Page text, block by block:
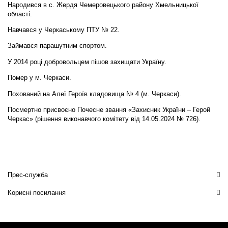
Народився в с. Жердя Чемеровецького району Хмельницької
області.
Навчався у Черкаському ПТУ № 22.
Займався парашутним спортом.
У 2014 році добровольцем пішов захищати Україну.
Помер у м. Черкаси.
Похований на Алеї Героїв кладовища № 4 (м. Черкаси).
Посмертно присвоєно Почесне звання «Захисник України – Герой
Черкас» (рішення виконавчого комітету від 14.05.2024 № 726).
Прес-служба
Корисні посилання